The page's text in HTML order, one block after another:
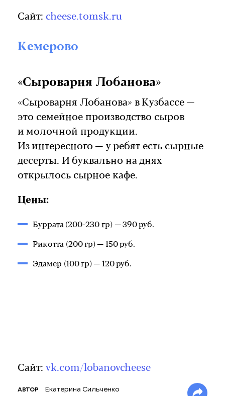
Сайт: cheese.tomsk.ru
Кемерово
«Сыроварня Лобанова»
«Сыроварня Лобанова» в Кузбассе —
это семейное производство сыров
и молочной продукции.
Из интересного — у ребят есть сырные
десерты. И буквально на днях
открылось сырное кафе.
Цены:
Буррата (200-230 гр) — 390 руб.
Рикотта (200 гр) — 150 руб.
Эдамер (100 гр) — 120 руб.
Сайт: vk.com/lobanovcheese
АВТОР Екатерина Сильченко